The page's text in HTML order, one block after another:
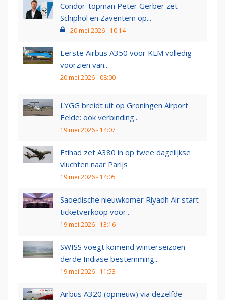
Condor-topman Peter Gerber zet
Schiphol en Zaventem op...
20 mei 2026 - 10:14
Eerste Airbus A350 voor KLM volledig
voorzien van...
20 mei 2026 - 08:00
LYGG breidt uit op Groningen Airport
Eelde: ook verbinding...
19 mei 2026 - 14:07
Etihad zet A380 in op twee dagelijkse
vluchten naar Parijs
19 mei 2026 - 14:05
Saoedische nieuwkomer Riyadh Air start
ticketverkoop voor...
19 mei 2026 - 13:16
SWISS voegt komend winterseizoen
derde Indiase bestemming...
19 mei 2026 - 11:53
Airbus A320 (opnieuw) via dezelfde